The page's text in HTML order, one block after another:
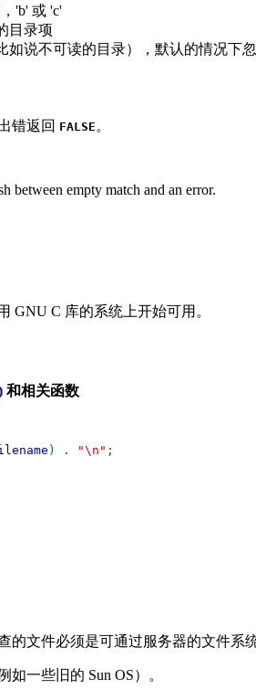
'b' 或 'c'
目录项
如说不可读的目录），默认的情况下
错返回 FALSE 。
between empty match and an error.
GNU C 库的系统上开始可用。
和相关函数
) . "\n" ;
的文件必须是可通过服务器的文件系
一些旧的 Sun OS）。